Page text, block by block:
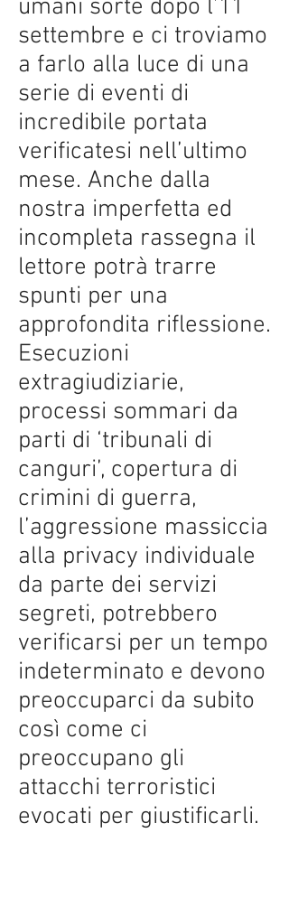
umani sorte dopo l’11
settembre e ci troviamo
a farlo alla luce di una
serie di eventi di
incredibile portata
verificatesi nell’ultimo
mese. Anche dalla
nostra imperfetta ed
incompleta rassegna il
lettore potrà trarre
spunti per una
approfondita riflessione.
Esecuzioni
extragiudiziarie,
processi sommari da
parti di ‘tribunali di
canguri’, copertura di
crimini di guerra,
l’aggressione massiccia
alla privacy individuale
da parte dei servizi
segreti, potrebbero
verificarsi per un tempo
indeterminato e devono
preoccuparci da subito
così come ci
preoccupano gli
attacchi terroristici
evocati per giustificarli.